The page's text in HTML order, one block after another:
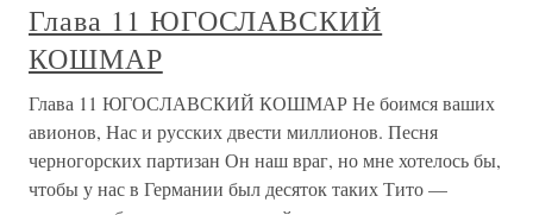
Глава 11 ЮГОСЛАВСКИЙ
КОШМАР
Глава 11 ЮГОСЛАВСКИЙ КОШМАР Не боимся ваших
авионов, Нас и русских двести миллионов. Песня
черногорских партизан Он наш враг, но мне хотелось бы,
чтобы у нас в Германии был десяток таких Тито —